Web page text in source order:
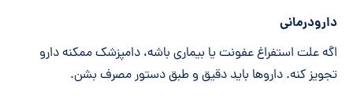
دارودرمانی
اگه علت استفراغ عفونت یا بیماری باشه، دامپزشک ممکنه دارو
تجویز کنه. داروها باید دقیق و طبق دستور مصرف بشن.